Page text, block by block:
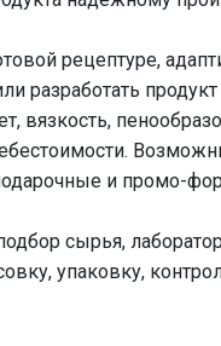
рецептуре,
продукт
вязкость,
и промо-
сырья,
упаковку,